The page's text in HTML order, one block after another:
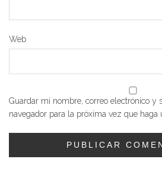
Web
Guardar mi nombre, correo electrónico y
navegador para la próxima vez que haga